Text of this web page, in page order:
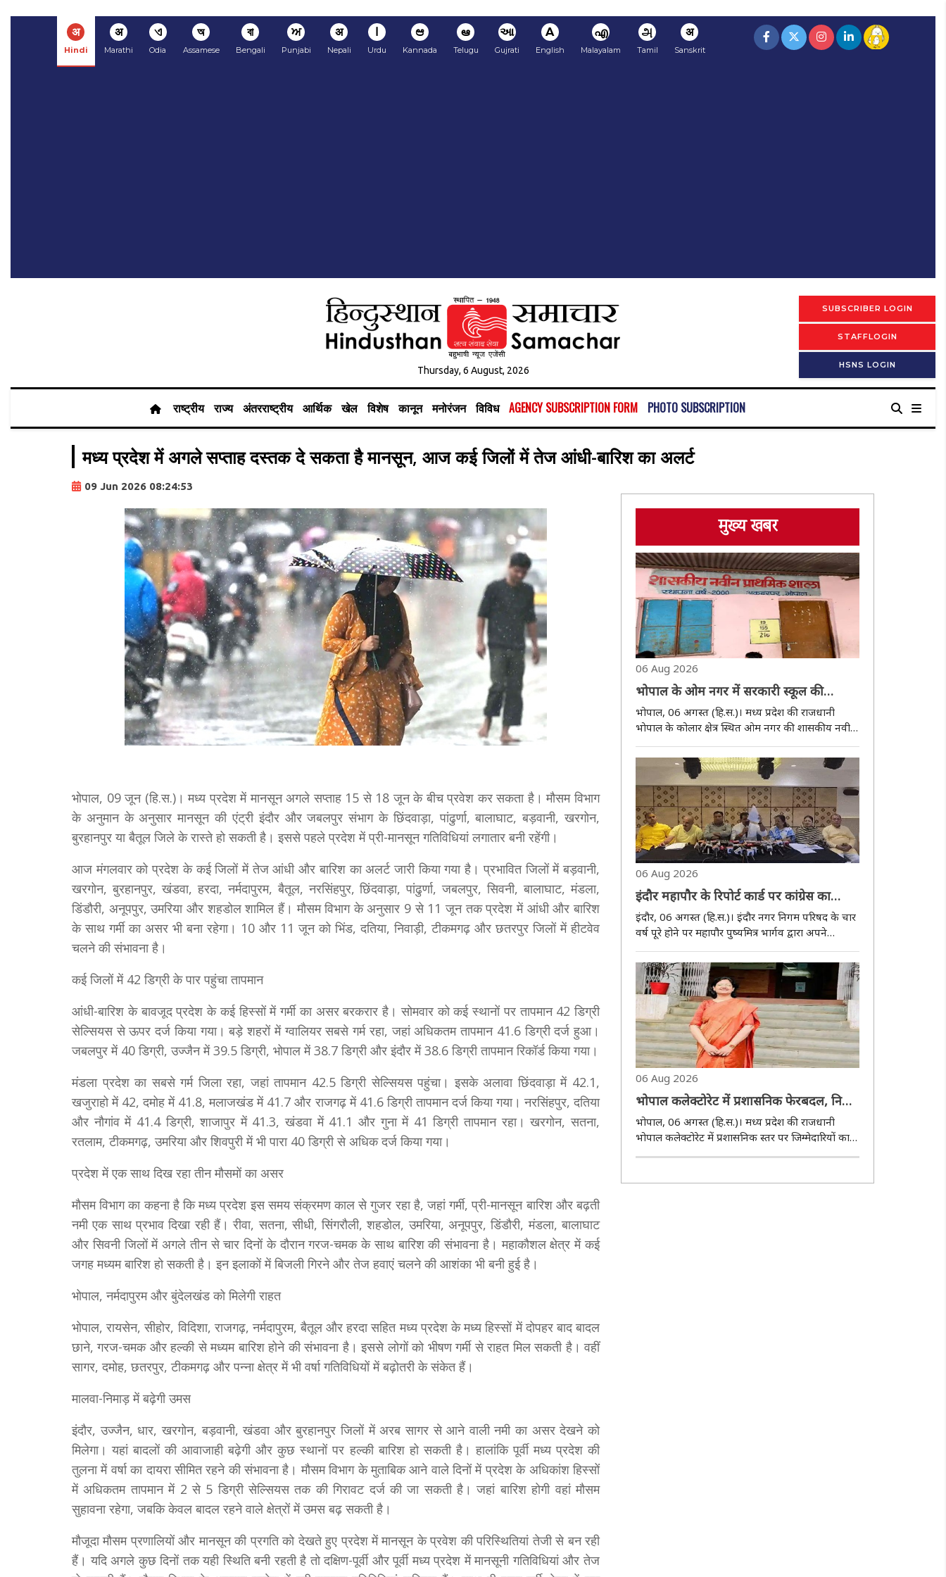
अ
Hindi
अ
Marathi
ଏ
Odia
অ
Assamese
বা
Bengali
ਅ
Punjabi
अ
Nepali
ا
Urdu
ಆ
Kannada
ఆ
Telugu
આ
Gujrati
A
English
എ
Malayalam
அ
Tamil
अ
Sanskrit
Thursday, 6 August, 2026
SUBSCRIBER LOGIN
STAFFLOGIN
HSNS LOGIN
राष्ट्रीय राज्य अंतरराष्ट्रीय आर्थिक खेल विशेष कानून मनोरंजन विविध AGENCY SUBSCRIPTION FORM PHOTO SUBSCRIPTION
मध्य प्रदेश में अगले सप्ताह दस्तक दे सकता है मानसून, आज कई जिलों में तेज आंधी-बारिश का अलर्ट
09 Jun 2026 08:24:53
भोपाल, 09 जून (हि.स.)। मध्य प्रदेश में मानसून अगले सप्ताह 15 से 18 जून के बीच प्रवेश कर सकता है। मौसम विभाग
के अनुमान के अनुसार मानसून की एंट्री इंदौर और जबलपुर संभाग के छिंदवाड़ा, पांढुर्णा, बालाघाट, बड़वानी, खरगोन,
बुरहानपुर या बैतूल जिले के रास्ते हो सकती है। इससे पहले प्रदेश में प्री-मानसून गतिविधियां लगातार बनी रहेंगी।
आज मंगलवार को प्रदेश के कई जिलों में तेज आंधी और बारिश का अलर्ट जारी किया गया है। प्रभावित जिलों में बड़वानी,
खरगोन, बुरहानपुर, खंडवा, हरदा, नर्मदापुरम, बैतूल, नरसिंहपुर, छिंदवाड़ा, पांढुर्णा, जबलपुर, सिवनी, बालाघाट, मंडला,
डिंडौरी, अनूपपुर, उमरिया और शहडोल शामिल हैं। मौसम विभाग के अनुसार 9 से 11 जून तक प्रदेश में आंधी और बारिश
के साथ गर्मी का असर भी बना रहेगा। 10 और 11 जून को भिंड, दतिया, निवाड़ी, टीकमगढ़ और छतरपुर जिलों में हीटवेव
चलने की संभावना है।
कई जिलों में 42 डिग्री के पार पहुंचा तापमान
आंधी-बारिश के बावजूद प्रदेश के कई हिस्सों में गर्मी का असर बरकरार है। सोमवार को कई स्थानों पर तापमान 42 डिग्री
सेल्सियस से ऊपर दर्ज किया गया। बड़े शहरों में ग्वालियर सबसे गर्म रहा, जहां अधिकतम तापमान 41.6 डिग्री दर्ज हुआ।
जबलपुर में 40 डिग्री, उज्जैन में 39.5 डिग्री, भोपाल में 38.7 डिग्री और इंदौर में 38.6 डिग्री तापमान रिकॉर्ड किया गया।
मंडला प्रदेश का सबसे गर्म जिला रहा, जहां तापमान 42.5 डिग्री सेल्सियस पहुंचा। इसके अलावा छिंदवाड़ा में 42.1,
खजुराहो में 42, दमोह में 41.8, मलाजखंड में 41.7 और राजगढ़ में 41.6 डिग्री तापमान दर्ज किया गया। नरसिंहपुर, दतिया
और नौगांव में 41.4 डिग्री, शाजापुर में 41.3, खंडवा में 41.1 और गुना में 41 डिग्री तापमान रहा। खरगोन, सतना,
रतलाम, टीकमगढ़, उमरिया और शिवपुरी में भी पारा 40 डिग्री से अधिक दर्ज किया गया।
प्रदेश में एक साथ दिख रहा तीन मौसमों का असर
मौसम विभाग का कहना है कि मध्य प्रदेश इस समय संक्रमण काल से गुजर रहा है, जहां गर्मी, प्री-मानसून बारिश और बढ़ती
नमी एक साथ प्रभाव दिखा रही हैं। रीवा, सतना, सीधी, सिंगरौली, शहडोल, उमरिया, अनूपपुर, डिंडौरी, मंडला, बालाघाट
और सिवनी जिलों में अगले तीन से चार दिनों के दौरान गरज-चमक के साथ बारिश की संभावना है। महाकौशल क्षेत्र में कई
जगह मध्यम बारिश हो सकती है। इन इलाकों में बिजली गिरने और तेज हवाएं चलने की आशंका भी बनी हुई है।
भोपाल, नर्मदापुरम और बुंदेलखंड को मिलेगी राहत
भोपाल, रायसेन, सीहोर, विदिशा, राजगढ़, नर्मदापुरम, बैतूल और हरदा सहित मध्य प्रदेश के मध्य हिस्सों में दोपहर बाद बादल
छाने, गरज-चमक और हल्की से मध्यम बारिश होने की संभावना है। इससे लोगों को भीषण गर्मी से राहत मिल सकती है। वहीं
सागर, दमोह, छतरपुर, टीकमगढ़ और पन्ना क्षेत्र में भी वर्षा गतिविधियों में बढ़ोतरी के संकेत हैं।
मालवा-निमाड़ में बढ़ेगी उमस
इंदौर, उज्जैन, धार, खरगोन, बड़वानी, खंडवा और बुरहानपुर जिलों में अरब सागर से आने वाली नमी का असर देखने को
मिलेगा। यहां बादलों की आवाजाही बढ़ेगी और कुछ स्थानों पर हल्की बारिश हो सकती है। हालांकि पूर्वी मध्य प्रदेश की
तुलना में वर्षा का दायरा सीमित रहने की संभावना है। मौसम विभाग के मुताबिक आने वाले दिनों में प्रदेश के अधिकांश हिस्सों
में अधिकतम तापमान में 2 से 5 डिग्री सेल्सियस तक की गिरावट दर्ज की जा सकती है। जहां बारिश होगी वहां मौसम
सुहावना रहेगा, जबकि केवल बादल रहने वाले क्षेत्रों में उमस बढ़ सकती है।
मौजूदा मौसम प्रणालियों और मानसून की प्रगति को देखते हुए प्रदेश में मानसून के प्रवेश की परिस्थितियां तेजी से बन रही
हैं। यदि अगले कुछ दिनों तक यही स्थिति बनी रहती है तो दक्षिण-पूर्वी और पूर्वी मध्य प्रदेश में मानसूनी गतिविधियां और तेज
मुख्य खबर
06 Aug 2026
भोपाल के ओम नगर में सरकारी स्कूल की
बदहाल स्थिति पर कांग्रेस ने उठाए सवाल,
बिजली-पानी और अतिरिक्त शिक्षकों की मांग
भोपाल, 06 अगस्त (हि.स.)। मध्य प्रदेश की राजधानी
भाेपाल के कोलार क्षेत्र स्थित ओम नगर की शासकीय नवीन
प्राथमिक शाला की स्थिति को लेकर कांग्रेस ने सरकार और
शिक्षा विभाग पर सवाल उठाए। कोलार ब्लॉक कांग्रेस कमेटी
के प्रतिनिधिमंडल ने गुरुवार काे विद्यालय..
06 Aug 2026
इंदौर महापौर के रिपोर्ट कार्ड पर कांग्रेस का
पलटवार, भ्रष्टाचार और अव्यवस्था के लगाए
आरोप
इंदौर, 06 अगस्त (हि.स.)। इंदौर नगर निगम परिषद के चार
वर्ष पूरे होने पर महापौर पुष्यमित्र भार्गव द्वारा अपने
कार्यकाल का रिपोर्ट कार्ड प्रस्तुत किए जाने के बाद कांग्रेस
ने उस पर तीखी प्रतिक्रिया दी है। गुरुवार को शहर कांग्रेस
अध्यक्ष चिंटू चौकसे ..
06 Aug 2026
भोपाल कलेक्टोरेट में प्रशासनिक फेरबदल, निधि
चौकसे बनीं एमपी नगर एसडीएम
भोपाल, 06 अगस्त (हि.स.)। मध्य प्रदेश की राजधानी
भोपाल कलेक्टोरेट में प्रशासनिक स्तर पर जिम्मेदारियों का
पुनर्वितरण किया गया है। कलेक्टर प्रियंक मिश्रा ने गुरुवार
नगर वृत्त का अनुविभागीय दंडाधिकारी..